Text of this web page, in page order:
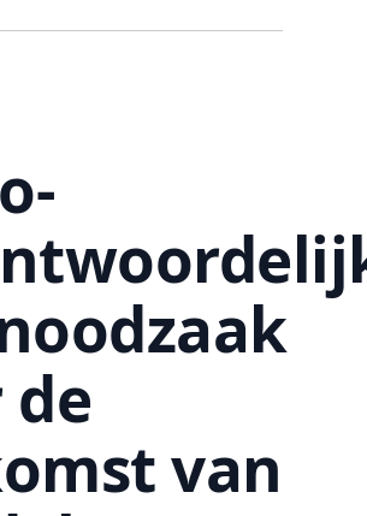
van